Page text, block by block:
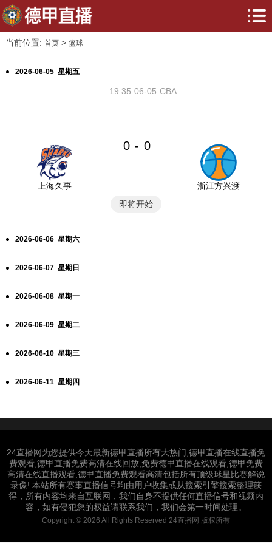
当前位置: 首页> 篮球
2026-06-05 星期五
06-05
19:35 CBA
上海久事
0 - 0
浙江方兴渡
即将开始
2026-06-06 星期六
2026-06-07 星期日
2026-06-08 星期一
2026-06-09 星期二
2026-06-10 星期三
2026-06-11 星期四
24直播网为您提供今天最新德甲直播所有大热门,德甲直播在线直播免
费观看,德甲直播免费高清在线回放,免费德甲直播在线观看,德甲免费
高清在线直播观看,德甲直播免费观看高清包括所有顶级球星比赛解说
录像! 本站所有赛事直播信号均由用户收集或从搜索引擎搜索整理获
得，所有内容均来自互联网，我们自身不提供任何直播信号和视频内
容，如有侵犯您的权益请联系我们，我们会第一时间处理。
Copyright © 2026 All Rights Reserved 24直播网 版权所有